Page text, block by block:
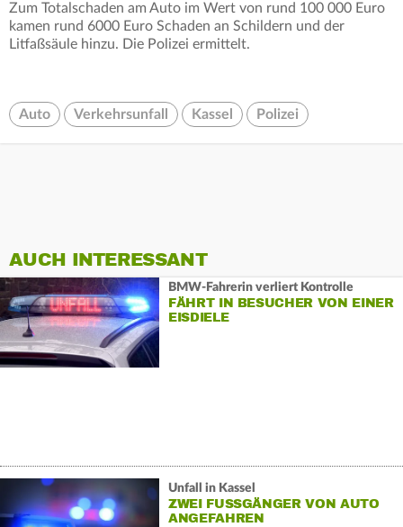
Zum Totalschaden am Auto im Wert von rund 100 000 Euro
kamen rund 6000 Euro Schaden an Schildern und der
Litfaßsäule hinzu. Die Polizei ermittelt.
Auto Verkehrsunfall Kassel Polizei
AUCH INTERESSANT
BMW-Fahrerin verliert Kontrolle
FÄHRT IN BESUCHER VON EINER
EISDIELE
Unfall in Kassel
ZWEI FUSSGÄNGER VON AUTO A
NGEFAHREN